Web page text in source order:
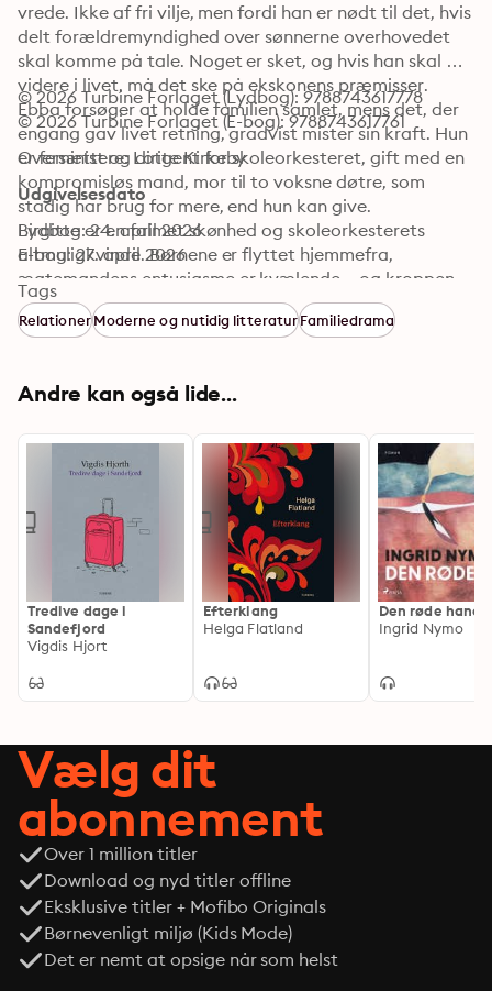
vrede. Ikke af fri vilje, men fordi han er nødt til det, hvis
delt forældremyndighed over sønnerne overhovedet
skal komme på tale. Noget er sket, og hvis han skal
videre i livet, må det ske på ekskonens præmisser.
Ebba forsøger at holde familien samlet, mens det, der
engang gav livet retning, gradvist mister sin kraft. Hun
er feminist og dirigent for skoleorkesteret, gift med en
kompromisløs mand, mor til to voksne døtre, som
stadig har brug for mere, end hun kan give.
Birgitte er en falmet skønhed og skoleorkesterets
altmuligkvinde. Børnene er flyttet hjemmefra,
ægtemandens entusiasme er kvælende – og kroppen
forandrer sig. For første gang i sit liv føler hun sig
usynlig. Så møder hun Anton.
Gennem middage, frivilligt arbejde og hverdagens
spændingsfeltet mellem pligt og omsorg, forsvar og
HELGA FLATLAND (f. 1984) er en af Norges mest
markante og anerkendte samtidsforfattere. Med stor
psykologisk indlevelse og sproglig klarhed skriver hun
om relationer, ansvar og de stille konflikter, der
udspiller sig i familieliv og nære fællesskaber. Tidligere
udgivet på dansk: En moderne familie (2018), Et liv forbi
(2021) og Efterklang (2024).
© 2026 Turbine Forlaget (Lydbog): 9788743617778
© 2026 Turbine Forlaget (E-bog): 9788743617761
Oversættere: Lotte Kirkeby
Udgivelsesdato
Lydbog: 24. april 2026
E-bog: 27. april 2026
Tags
RelationerModerne og nutidig litteraturFamiliedrama
Andre kan også lide...
Tredive dage i
Sandefjord
Vigdis Hjort
Efterklang
Helga Flatland
Den røde hane
Ingrid Nymo
Vælg dit
abonnement
Over 1 million titler
Download og nyd titler offline
Eksklusive titler + Mofibo Originals
Børnevenligt miljø (Kids Mode)
Det er nemt at opsige når som helst